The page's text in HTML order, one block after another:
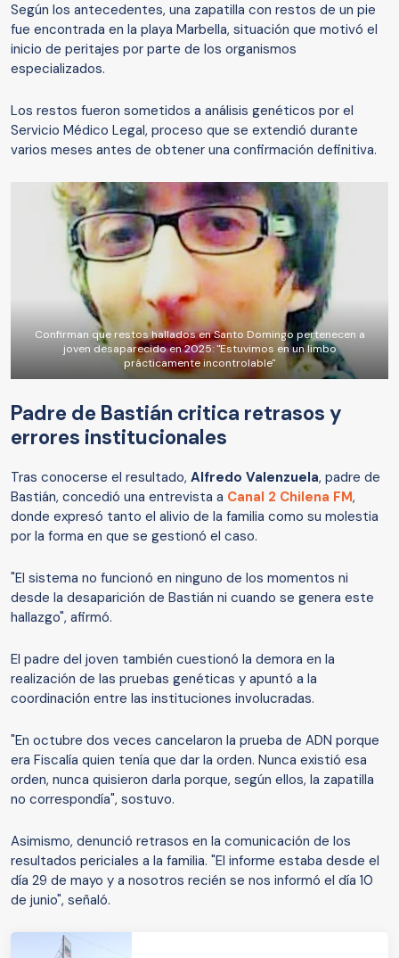
Según los antecedentes, una zapatilla con restos de un pie
fue encontrada en la playa Marbella, situación que motivó el
inicio de peritajes por parte de los organismos
especializados.
Los restos fueron sometidos a análisis genéticos por el
Servicio Médico Legal, proceso que se extendió durante
varios meses antes de obtener una confirmación definitiva.
Confirman que restos hallados en Santo Domingo pertenecen a
joven desaparecido en 2025: "Estuvimos en un limbo
prácticamente incontrolable"
Padre de Bastián critica retrasos y
errores institucionales
Tras conocerse el resultado, Alfredo Valenzuela, padre de
Bastián, concedió una entrevista a Canal 2 Chilena FM,
donde expresó tanto el alivio de la familia como su molestia
por la forma en que se gestionó el caso.
"El sistema no funcionó en ninguno de los momentos ni
desde la desaparición de Bastián ni cuando se genera este
hallazgo", afirmó.
El padre del joven también cuestionó la demora en la
realización de las pruebas genéticas y apuntó a la
coordinación entre las instituciones involucradas.
"En octubre dos veces cancelaron la prueba de ADN porque
era Fiscalía quien tenía que dar la orden. Nunca existió esa
orden, nunca quisieron darla porque, según ellos, la zapatilla
no correspondía", sostuvo.
Asimismo, denunció retrasos en la comunicación de los
resultados periciales a la familia. "El informe estaba desde el
día 29 de mayo y a nosotros recién se nos informó el día 10
de junio", señaló.